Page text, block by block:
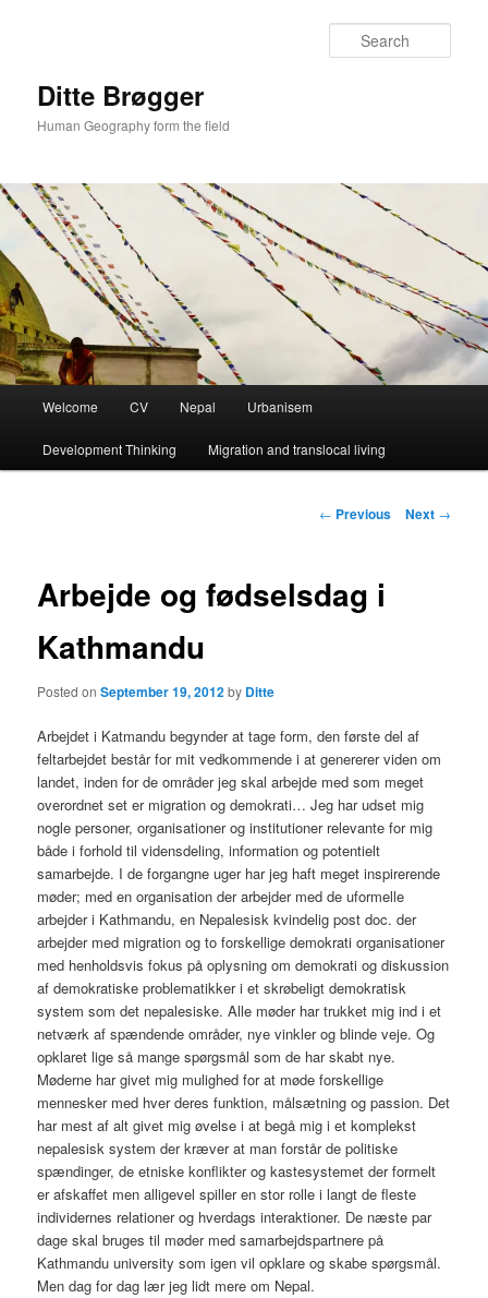
Ditte Brøgger
Human Geography form the field
Skip
to
Welcome CV Nepal Urbanisem
Development Thinking Migration and translocal living
Post
← Previous Next →
Arbejde og fødselsdag i
Kathmandu
Posted onSeptember 19, 2012by Ditte
Arbejdet i Katmandu begynder at tage form, den første del af
feltarbejdet består for mit vedkommende i at genererer viden om
landet, inden for de områder jeg skal arbejde med som meget
overordnet set er migration og demokrati…Jeg har udset mig
nogle personer, organisationer og institutioner relevante for mig
både i forhold til vidensdeling, information og potentielt
samarbejde. I de forgangne uger har jeg haft meget inspirerende
møder; med en organisation der arbejder med de uformelle
arbejder i Kathmandu, en Nepalesisk kvindelig post doc. der
arbejder med migration og to forskellige demokrati organisationer
med henholdsvis fokus på oplysning om demokrati og diskussion
af demokratiske problematikker i et skrøbeligt demokratisk
system som det nepalesiske. Alle møder har trukket mig ind i et
netværk af spændende områder, nye vinkler og blinde veje. Og
opklaret lige så mange spørgsmål som de har skabt nye.
Møderne har givet mig mulighed for at møde forskellige
mennesker med hver deres funktion, målsætning og passion. Det
har mest af alt givet mig øvelse i at begå mig i et komplekst
nepalesisk system der kræver at man forstår de politiske
spændinger, de etniske konflikter og kastesystemet der formelt
er afskaffet men alligevel spiller en stor rolle i langt de fleste
individernes relationer og hverdags interaktioner. De næste par
dage skal bruges til møder med samarbejdspartnere på
Kathmandu university som igen vil opklare og skabe spørgsmål.
Men dag for dag lær jeg lidt mere om Nepal.